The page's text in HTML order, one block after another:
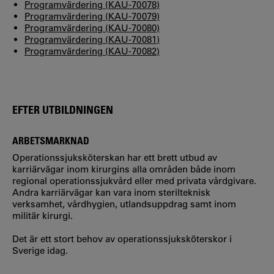
Programvärdering (KAU-70078)
Programvärdering (KAU-70079)
Programvärdering (KAU-70080)
Programvärdering (KAU-70081)
Programvärdering (KAU-70082)
EFTER UTBILDNINGEN
ARBETSMARKNAD
Operationssjuksköterskan har ett brett utbud av
karriärvägar inom kirurgins alla områden både inom
regional operationssjukvård eller med privata vårdgivare.
Andra karriärvägar kan vara inom sterilteknisk
verksamhet, vårdhygien, utlandsuppdrag samt inom
militär kirurgi.
Det är ett stort behov av operationssjuksköterskor i
Sverige idag.